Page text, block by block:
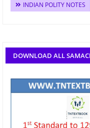
INDIAN POLITY NOTES
DOWNLOAD ALL